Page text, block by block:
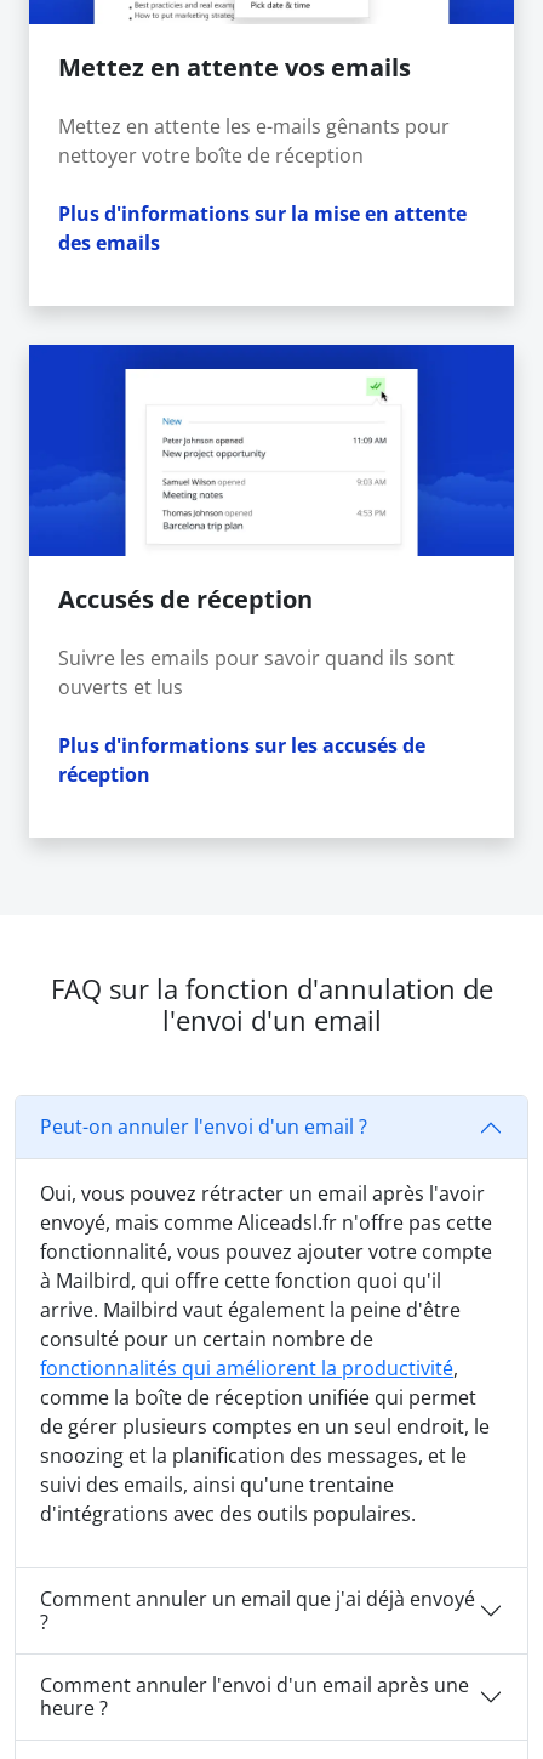
Mettez en attente vos emails
Mettez en attente les e-mails gênants pour
nettoyer votre boîte de réception
Plus d'informations sur la mise en attente
des emails
Accusés de réception
Suivre les emails pour savoir quand ils sont
ouverts et lus
Plus d'informations sur les accusés de
réception
FAQ sur la fonction d'annulation de
l'envoi d'un email
Peut-on annuler l'envoi d'un email ?
Oui, vous pouvez rétracter un email après l'avoir
envoyé, mais comme Aliceadsl.fr n'offre pas cette
fonctionnalité, vous pouvez ajouter votre compte
à Mailbird, qui offre cette fonction quoi qu'il
arrive. Mailbird vaut également la peine d'être
consulté pour un certain nombre de
fonctionnalités qui améliorent la productivité,
comme la boîte de réception unifiée qui permet
de gérer plusieurs comptes en un seul endroit, le
snoozing et la planification des messages, et le
suivi des emails, ainsi qu'une trentaine
d'intégrations avec des outils populaires.
Comment annuler un email que j'ai déjà envoyé
?
Comment annuler l'envoi d'un email après une
heure ?